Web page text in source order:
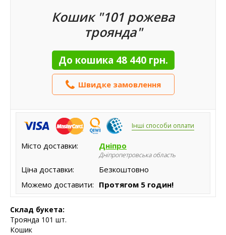
Кошик "101 рожева
троянда"
До кошика 48 440 грн.
Швидке замовлення
Інші способи оплати
Місто доставки: Дніпро
Дніпропетровська область
Ціна доставки:
Безкоштовно
Можемо доставити: Протягом 5 годин!
Склад букета:
Троянда 101 шт.
Кошик